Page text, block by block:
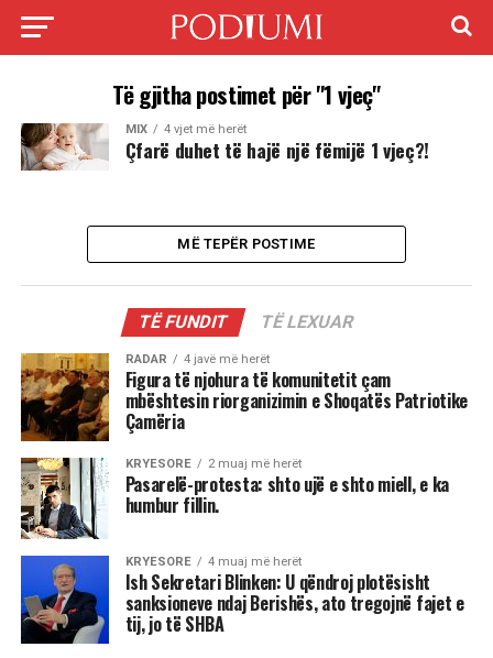
Të gjitha postimet për "1 vjeç"
MIX 4 vjet më herët
Çfarë duhet të hajë një fëmijë 1 vjeç?!
MË TEPËR POSTIME
TË FUNDIT TË LEXUAR
RADAR 4 javë më herët
Figura të njohura të komunitetit çam
mbështesin riorganizimin e Shoqatës Patriotike
Çamëria
KRYESORE 2 muaj më herët
Pasarelë-protesta: shto ujë e shto miell, e ka
humbur fillin.
KRYESORE 4 muaj më herët
Ish Sekretari Blinken: U qëndroj plotësisht
sanksioneve ndaj Berishës, ato tregojnë fajet e
tij, jo të SHBA